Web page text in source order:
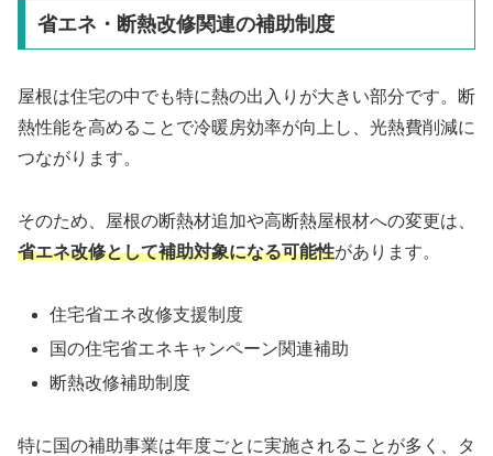
省エネ・断熱改修関連の補助制度
屋根は住宅の中でも特に熱の出入りが大きい部分です。断
熱性能を高めることで冷暖房効率が向上し、光熱費削減に
つながります。
そのため、屋根の断熱材追加や高断熱屋根材への変更は、
省エネ改修として補助対象になる可能性があります。
住宅省エネ改修支援制度
国の住宅省エネキャンペーン関連補助
断熱改修補助制度
特に国の補助事業は年度ごとに実施されることが多く、タ